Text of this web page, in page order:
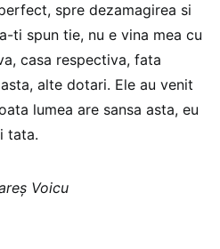
spre dezamagirea si
ti spun tie, nu e vina mea cu
casa respectiva, fata
alte dotari. Ele au venit
lumea are sansa asta, eu
tata.
Voicu